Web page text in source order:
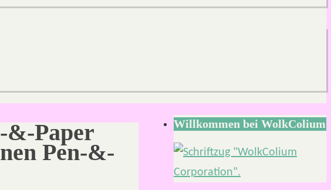
&-Paper
Pen-&-
Willkommen bei WolkColium